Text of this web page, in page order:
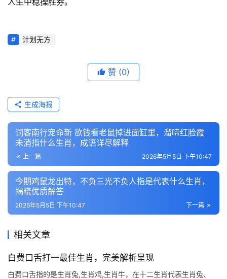
计划无方
赞 (0)
生成海报
词客南行宠命新 欲钱看老鼠掉进面缸里，溜啼红脸霞
未消指什么生肖，成语详尽解释
上一篇 2026年5月5日 下午10:47
今期鸡鼠龙出特，不负三光不负人指是代表什么生肖，
揭晓优质解答
下一篇
2026年5月5日 下午10:47
相关文章
白费口舌打一最佳生肖，完美解析呈现
白费口舌指的是生肖兔,生肖鸡,生肖牛，在十二生肖代表生肖兔、